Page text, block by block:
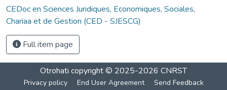
CEDoc en Sciences Juridiques, Economiques, Sociales,
Chariaa et de Gestion (CED - SJESCG)
Full item page
Otrohati copyright © 2025-2026 CNRST
Privacy policy End User Agreement Send Feedback